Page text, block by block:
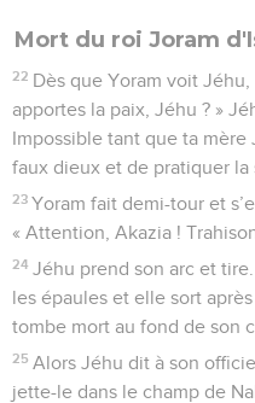
Mort du roi Joram
22 Dès que Yoram voit
apportes la paix, Jéhu ? »
Impossible tant que ta mère
faux dieux et de pratiquer la
23 Yoram fait demi-tour et
« Attention, Akazia !
24 Jéhu prend son arc et
les épaules et elle sort
tombe mort au fond de son
25 Alors Jéhu dit à son
jette-le dans le champ de